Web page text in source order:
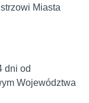
Miasta
dni od
Województwa